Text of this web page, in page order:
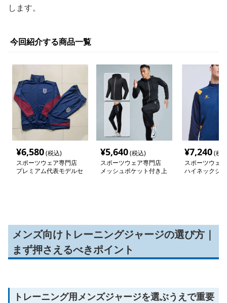
します。
今回紹介する商品一覧
¥6,580(税込)
スポーツウェア専門店
プレミアム代表モデルセ
¥5,640(税込)
スポーツウェア専門店
メッシュポケット付き上
¥7,240(税
スポーツウェ
ハイネックジ
メンズ向けトレーニングジャージの選び方｜
まず押さえるべきポイント
トレーニング用メンズジャージを選ぶうえで重要